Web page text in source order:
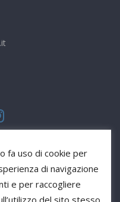
fa uso di cookie per
di navigazione
e per raccogliere